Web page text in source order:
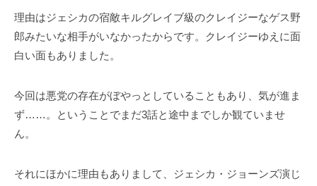
理由はジェシカの宿敵キルグレイブ級のクレイジーなゲス野
郎みたいな相手がいなかったからです。クレイジーゆえに面
白い面もありました。
今回は悪党の存在がぼやっとしていることもあり、気が進ま
ず……。ということでまだ3話と途中までしか観ていませ
ん。
それにほかに理由もありまして、ジェシカ・ジョーンズ演じ